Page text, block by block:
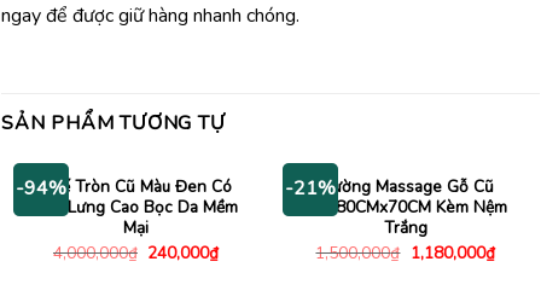
ngay để được giữ hàng nhanh chóng.
SẢN PHẨM TƯƠNG TỰ
-94%Ghế Tròn Cũ Màu Đen Có
Tựa Lưng Cao Bọc Da Mềm
Mại
4,000,000₫ Giá
240,000₫Giá
hiện
-21%Giường Massage Gỗ Cũ
2Mx80CMx70CM Kèm Nệm
Trắng
1,500,000₫ Giá
gốc
1,180,000₫Giá
hiện